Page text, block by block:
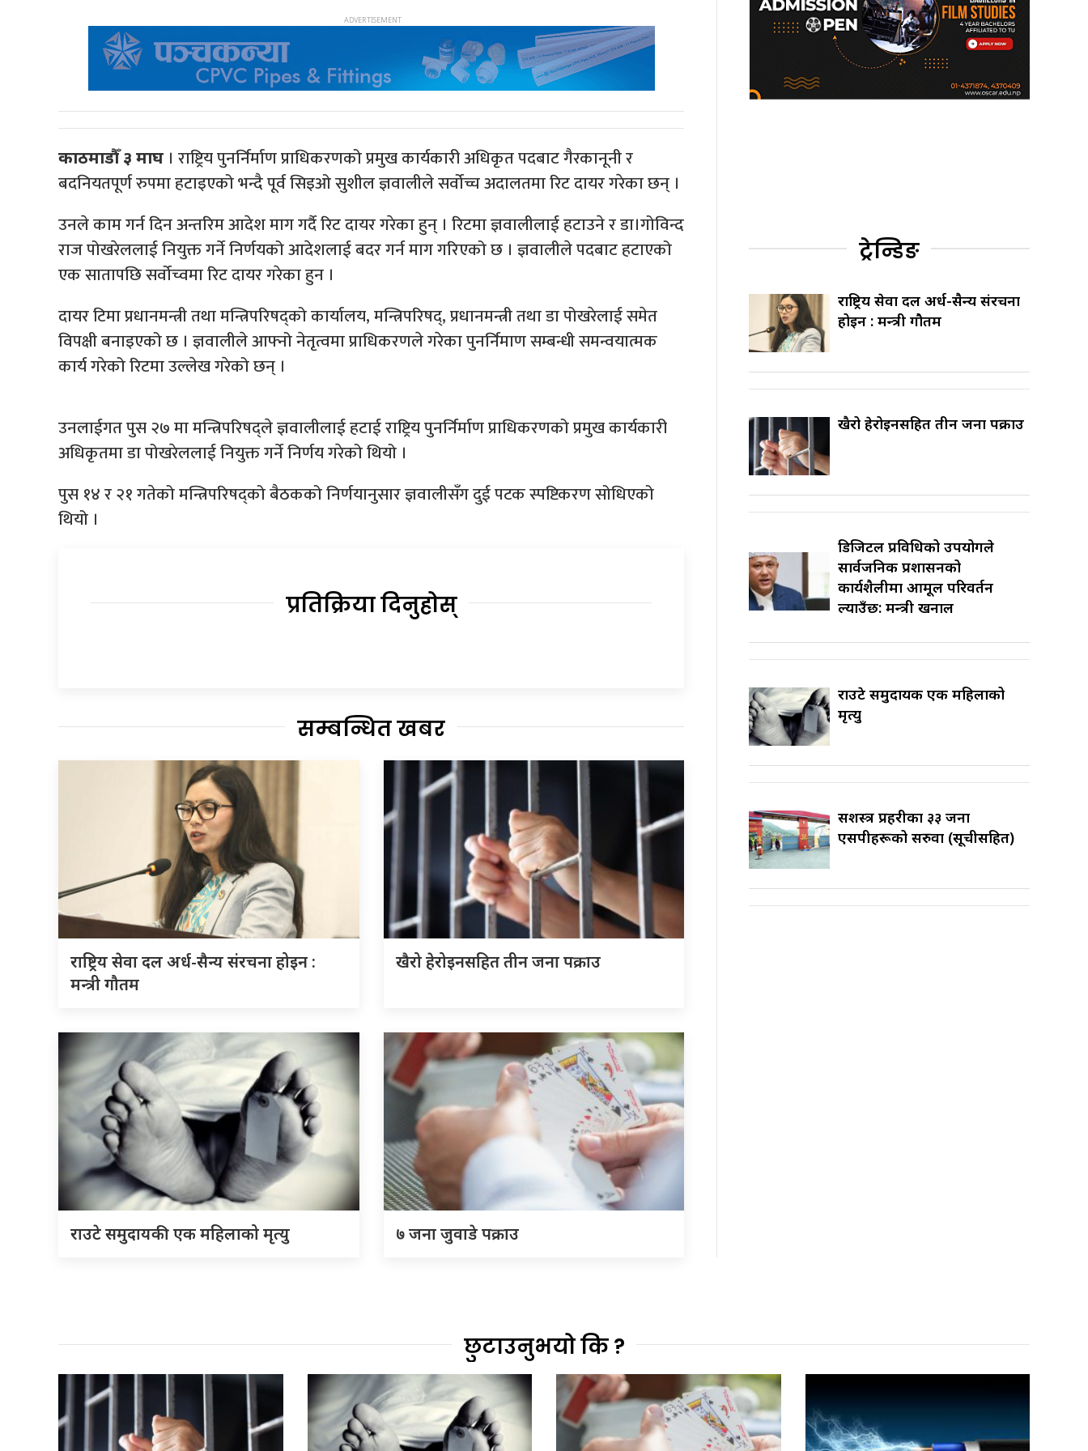
काठमाडौँ ३ माघ । राष्ट्रिय पुनर्निर्माण प्राधिकरणको प्रमुख कार्यकारी अधिकृत पदबाट गैरकानूनी र
बदनियतपूर्ण रुपमा हटाइएको भन्दै पूर्व सिइओ सुशील ज्ञवालीले सर्वोच्च अदालतमा रिट दायर गरेका छन् ।
उनले काम गर्न दिन अन्तरिम आदेश माग गर्दै रिट दायर गरेका हुन् । रिटमा ज्ञवालीलाई हटाउने र डा।गोविन्द
राज पोखरेललाई नियुक्त गर्ने निर्णयको आदेशलाई बदर गर्न माग गरिएको छ । ज्ञवालीले पदबाट हटाएको
एक सातापछि सर्वोच्वमा रिट दायर गरेका हुन ।
दायर टिमा प्रधानमन्त्री तथा मन्त्रिपरिषद्को कार्यालय, मन्त्रिपरिषद्, प्रधानमन्त्री तथा डा पोखरेलाई समेत
विपक्षी बनाइएको छ । ज्ञवालीले आफ्नो नेतृत्वमा प्राधिकरणले गरेका पुनर्निमाण सम्बन्धी समन्वयात्मक
कार्य गरेको रिटमा उल्लेख गरेको छन् ।
उनलाईगत पुस २७ मा मन्त्रिपरिषद्ले ज्ञवालीलाई हटाई राष्ट्रिय पुनर्निर्माण प्राधिकरणको प्रमुख कार्यकारी
अधिकृतमा डा पोखरेललाई नियुक्त गर्ने निर्णय गरेको थियो ।
पुस १४ र २१ गतेको मन्त्रिपरिषद्को बैठकको निर्णयानुसार ज्ञवालीसँग दुई पटक स्पष्टिकरण सोधिएको
थियो ।
प्रतिक्रिया दिनुहोस्
सम्बन्धित खबर
राष्ट्रिय सेवा दल अर्ध-सैन्य संरचना होइन :
मन्त्री गौतम
खैरो हेरोइनसहित तीन जना पक्राउ
राउटे समुदायकी एक महिलाको मृत्यु ७ जना जुवाडे पक्राउ
ट्रेन्डिङ
राष्ट्रिय सेवा दल अर्ध-सैन्य संरचना
होइन : मन्त्री गौतम
खैरो हेरोइनसहित तीन जना पक्राउ
डिजिटल प्रविधिको उपयोगले
सार्वजनिक प्रशासनको
कार्यशैलीमा आमूल परिवर्तन
ल्याउँछ: मन्त्री खनाल
राउटे समुदायकी एक महिलाको
मृत्यु
सशस्त्र प्रहरीका ३३ जना
एसपीहरूको सरुवा (सूचीसहित)
छुटाउनुभयो कि ?